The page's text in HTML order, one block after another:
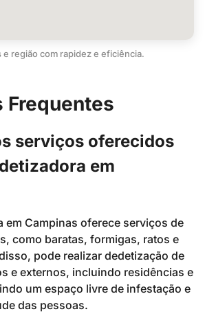
região com rapidez e eficiência.
Frequentes
serviços oferecidos
em
em Campinas oferece serviços de
como baratas, formigas, ratos e
pode realizar dedetização de
e externos, incluindo residências e
um espaço livre de infestação e
das pessoas.